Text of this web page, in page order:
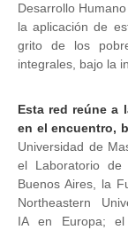
Desarrollo
la aplicación de
grito de los
integrales, bajo la
Esta red reúne a
en el encuentro,
Universidad de
el Laboratorio de
Buenos Aires, la
Northeastern
IA en Europa;